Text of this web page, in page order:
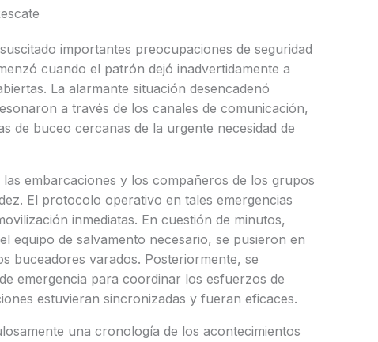
importantes preocupaciones de seguridad
cuando el patrón dejó inadvertidamente a
La alarmante situación desencadenó
a través de los canales de comunicación,
de buceo cercanas de la urgente necesidad de
embarcaciones y los compañeros de los grupos
El protocolo operativo en tales emergencias
inmediatas. En cuestión de minutos,
equipo de salvamento necesario, se pusieron en
buceadores varados. Posteriormente, se
emergencia para coordinar los esfuerzos de
estuvieran sincronizadas y fueran eficaces.
una cronología de los acontecimientos